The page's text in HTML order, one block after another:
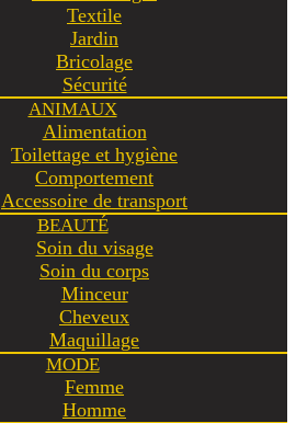
Textile
Jardin
Bricolage
Sécurité
ANIMAUX
Alimentation
Toilettage et hygiène
Comportement
Accessoire de transport
BEAUTÉ
Soin du visage
Soin du corps
Minceur
Cheveux
Maquillage
MODE
Femme
Homme